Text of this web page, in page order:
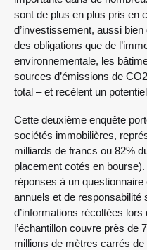
sont de plus en plus pris en
d’investissement, aussi
des obligations que de
environnementale, les
sources d’émissions de
total – et recèlent un
Cette deuxième enquête
sociétés immobilières,
milliards de francs ou 82%
placement cotés en
réponses à un
annuels et de responsabilité
d’informations récoltées lors
l’échantillon couvre près de
millions de mètres carrés